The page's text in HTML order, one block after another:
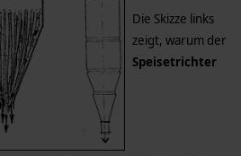
Die Skizze links
zeigt, warum der
Speisetrichter